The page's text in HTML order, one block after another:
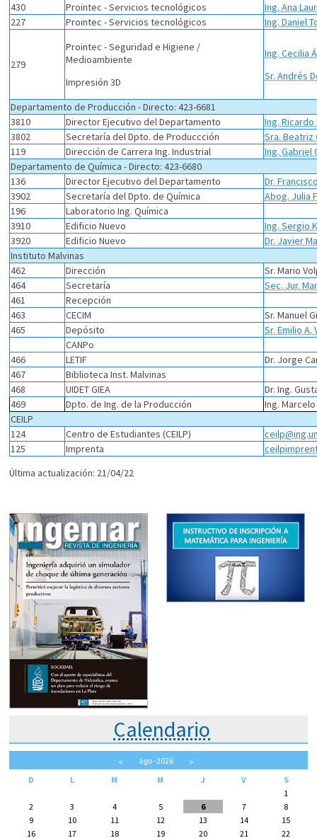
430 Prointec - Servicios tecnológicos
Ing. Ana
227
Prointec - Servicios tecnológicos Ing. Daniel
279
Prointec - Seguridad e Higiene /
Medioambiente
Impresión 3D
Ing. Cecilia
Sr. Andrés
Departamento de Producción - Directo: 423-6681
3810
Director Ejecutivo del Departamento
Ing.
3802
Secretaría del Dpto. de Produccción
Sra. Beatriz
119
Dirección de Carrera Ing. Industrial
Ing. Gabriel
Departamento de Química - Directo: 423-6680
136
Director Ejecutivo del Departamento
Dr.
3902
Secretaría del Dpto. de Química
Abog. Julia
196
Laboratorio Ing. Química
3910
Edificio Nuevo
Ing. Sergio
3920
Edificio Nuevo
Dr. Javier
Instituto Malvinas
462
Dirección
Sr. Mario
464
Secretaría
Sec. Jur.
461
Recepción
463
CECIM
Sr. Manuel
465
Depósito
Sr. Emilio A.
CANPo
466
LETIF
Dr. Jorge
467
Biblioteca Inst. Malvinas
468
UIDET GIEA
Dr. Ing.
469
Dpto. de Ing. de la Producción
Ing.
CEILP
124
Centro de Estudiantes (CEILP)
125
Imprenta
Última actualización: 21/04/22
Calendario
< ago-2026
>
D
L M M J V
S
1
2
3 4 5 6 7
8
9
10 11 12 13 14
15
16
17 18 19 20 21 22